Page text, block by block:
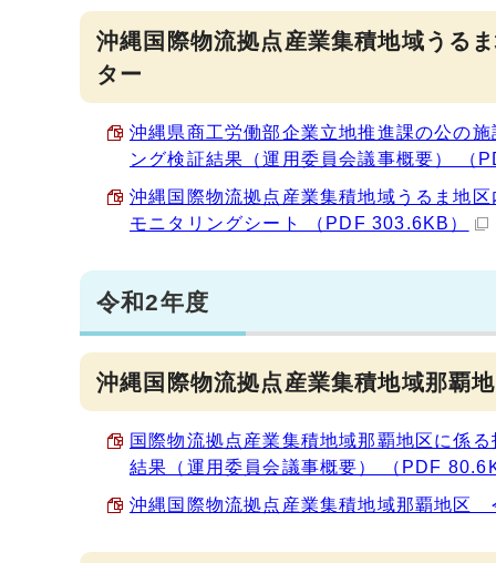
沖縄国際物流拠点産業集積地域うる
ター
沖縄県商工労働部企業立地推進課の公の
ング検証結果（運用委員会議事概要） （
沖縄国際物流拠点産業集積地域うるま地
モニタリングシート （PDF 303.6KB）
令和2年度
沖縄国際物流拠点産業集積地域那覇
国際物流拠点産業集積地域那覇地区に係
結果（運用委員会議事概要） （PDF
沖縄国際物流拠点産業集積地域那覇地区